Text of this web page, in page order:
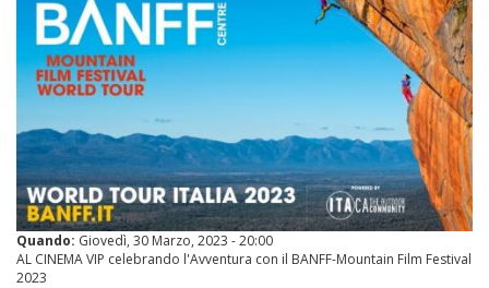
Quando: Giovedì, 30 Marzo, 2023 - 20:00
AL CINEMA VIP celebrando l'Avventura con il BANFF-Mountain Film Festival
2023